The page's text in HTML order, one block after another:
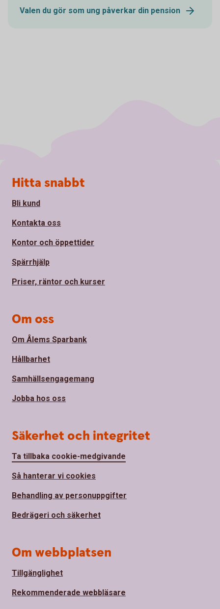
Valen du gör som ung påverkar din pension
Sidfot
Hitta snabbt
Bli kund
Kontakta oss
Kontor och öppettider
Spärrhjälp
Priser, räntor och kurser
Om oss
Om Ålems Sparbank
Hållbarhet
Samhällsengagemang
Jobba hos oss
Säkerhet och integritet
Ta tillbaka cookie-medgivande
Så hanterar vi cookies
Behandling av personuppgifter
Bedrägeri och säkerhet
Om webbplatsen
Tillgänglighet
Rekommenderade webbläsare